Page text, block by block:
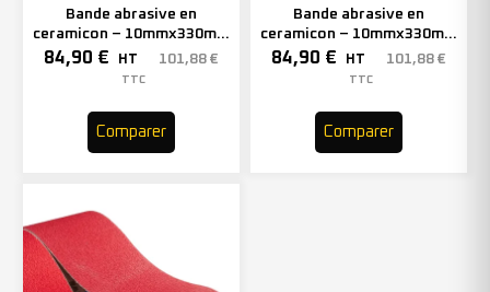
Bande abrasive en
ceramicon – 10mmx330mm
– Grain 60 – 333002 (x50)
84,90 € HT 101,88 €
TTC
Comparer
Bande abrasive en
ceramicon – 10mmx330mm
– Grain 80 – 333003 (x50)
84,90 € HT 101,88 €
TTC
Comparer